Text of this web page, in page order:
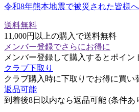
令和8年熊本地震で被災された皆様
送料無料
11,000円以上の購入で送料無料
メンバー登録でさらにお得に
メンバー登録して購入するとポイン
クラブ下取り
クラブ購入時に下取りでお得に買い
返品可能
到着後8日以内なら返品可能 (条件あ